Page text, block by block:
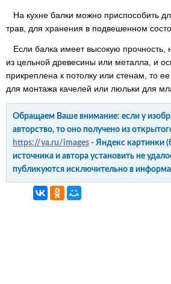
На кухне балки можно приспособить
трав, для хранения в подвешенном
Если балка имеет высокую прочность,
из цельной древесины или металла, и
прикреплена к потолку или стенам, то
для монтажа качелей или люльки для
Обращаем Ваше внимание: если у
авторство, то оно получено из
https://ya.ru/images - Яндекс картинки
источника и автора установить не
публикуются исключительно в